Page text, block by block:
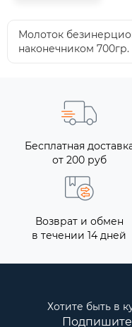
Молоток
наконечником 700гр.
Бесплатная
от 200 руб
Возврат и обмен
в течении 14 дней
Хотите быть в